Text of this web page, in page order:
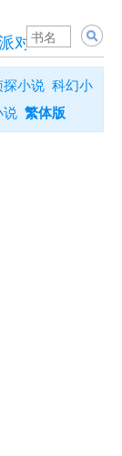
对
探小说 科幻小
说 繁体版